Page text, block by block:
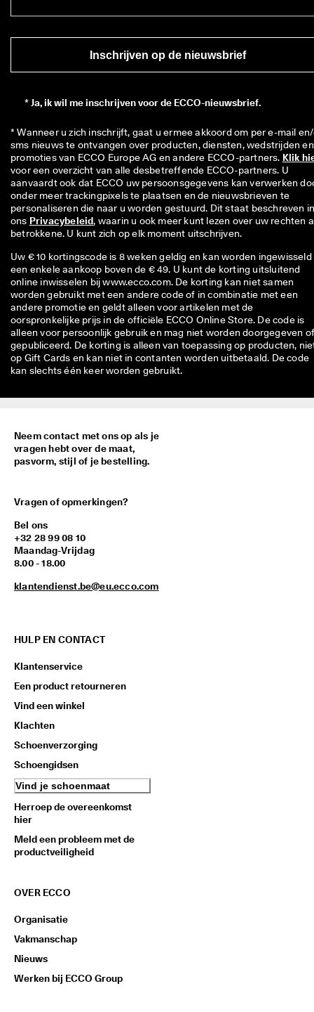
Inschrijven op de nieuwsbrief
* Ja, ik wil me inschrijven voor de ECCO-nieuwsbrief.
* Wanneer u zich inschrijft, gaat u ermee akkoord om per e-mail
sms nieuws te ontvangen over producten, diensten, wedstrijden en
promoties van ECCO Europe AG en andere ECCO-partners. Klik
voor een overzicht van alle desbetreffende ECCO-partners. U
aanvaardt ook dat ECCO uw persoonsgegevens kan verwerken
onder meer trackingpixels te plaatsen en de nieuwsbrieven te
personaliseren die naar u worden gestuurd. Dit staat beschreven
ons Privacybeleid, waarin u ook meer kunt lezen over uw rechten
betrokkene. U kunt zich op elk moment uitschrijven.
Uw € 10 kortingscode is 8 weken geldig en kan worden ingewisseld
een enkele aankoop boven de € 49. U kunt de korting uitsluitend
online inwisselen bij www.ecco.com. De korting kan niet samen
worden gebruikt met een andere code of in combinatie met een
andere promotie en geldt alleen voor artikelen met de
oorspronkelijke prijs in de officiële ECCO Online Store. De code is
alleen voor persoonlijk gebruik en mag niet worden doorgegeven
gepubliceerd. De korting is alleen van toepassing op producten,
op Gift Cards en kan niet in contanten worden uitbetaald. De code
kan slechts één keer worden gebruikt.
Neem contact met ons op als je
vragen hebt over de maat,
pasvorm, stijl of je bestelling.
Vragen of opmerkingen?
Bel ons
+32 28 99 08 10
Maandag-Vrijdag
8.00 - 18.00
klantendienst.be@eu.ecco.com
HULP EN CONTACT
Klantenservice
Een product retourneren
Vind een winkel
Klachten
Schoenverzorging
Schoengidsen
Vind je schoenmaat
Herroep de overeenkomst
hier
Meld een probleem met de
productveiligheid
OVER ECCO
Organisatie
Vakmanschap
Nieuws
Werken bij ECCO Group